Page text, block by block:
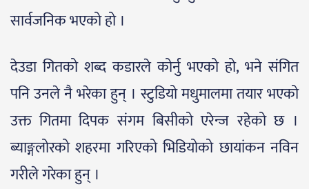
सार्वजनिक भएको हो ।
देउडा गितको शब्द कडारले कोर्नु भएको हो, भने संगित
पनि उनले नै भरेका हुन् । स्टुडियो मधुमालमा तयार भएको
उक्त गितमा दिपक संगम बिसीको एरेन्ज रहेको छ ।
ब्याङ्गलोरको शहरमा गरिएको भिडियोको छायांकन नविन
गरीले गरेका हुन् ।